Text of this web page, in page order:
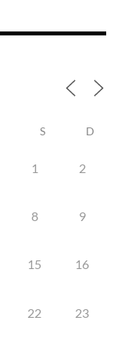
S D
1 2
8 9
15 16
22 23